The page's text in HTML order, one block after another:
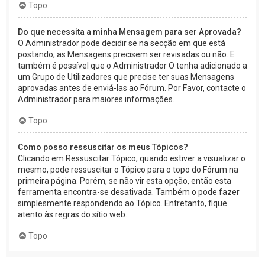
Topo
Do que necessita a minha Mensagem para ser Aprovada?
O Administrador pode decidir se na secção em que está
postando, as Mensagens precisem ser revisadas ou não. E
também é possível que o Administrador O tenha adicionado a
um Grupo de Utilizadores que precise ter suas Mensagens
aprovadas antes de enviá-las ao Fórum. Por Favor, contacte o
Administrador para maiores informações.
Topo
Como posso ressuscitar os meus Tópicos?
Clicando em Ressuscitar Tópico, quando estiver a visualizar o
mesmo, pode ressuscitar o Tópico para o topo do Fórum na
primeira página. Porém, se não vir esta opção, então esta
ferramenta encontra-se desativada. Também o pode fazer
simplesmente respondendo ao Tópico. Entretanto, fique
atento às regras do sítio web.
Topo